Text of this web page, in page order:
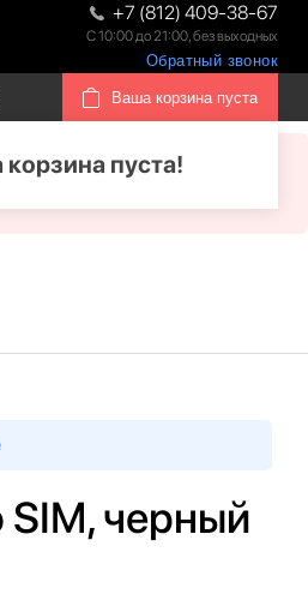
+7 (812) 409-38-67
С 10:00 до 21:00, без выходных
Обратный звонок
Ваша корзина пуста
пуста!
SIM, черный